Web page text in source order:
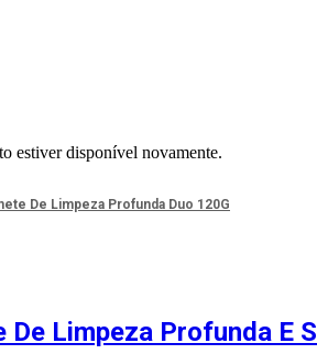
estiver disponível novamente.
De Limpeza Profunda Duo 120G
Limpeza Profunda E